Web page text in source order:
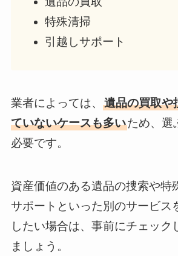
特殊清掃
引越しサポート
業者によっては、 遺品の買取や
ていないケースも多いため、選
必要です。
資産価値のある遺品の捜索や特
サポートといった別のサービス
したい場合は、事前にチェック
ましょう。